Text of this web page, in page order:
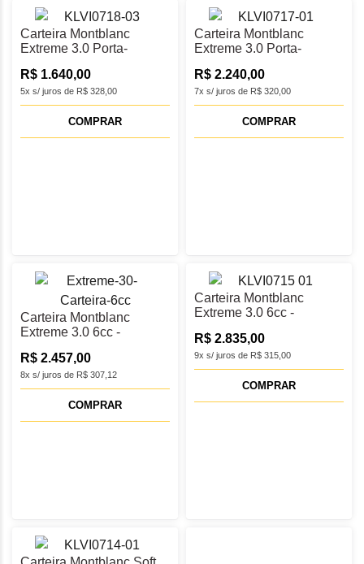
Carteira Montblanc
Extreme 3.0 Porta-
5x s/ juros de R$ 328,00
R$ 1.640,00
COMPRAR
Carteira Montblanc
Extreme 3.0 Porta-
7x s/ juros de R$ 320,00
R$ 2.240,00
COMPRAR
Carteira Montblanc
Extreme 3.0 6cc -
8x s/ juros de R$ 307,12
R$ 2.457,00
COMPRAR
Carteira Montblanc
Extreme 3.0 6cc -
9x s/ juros de R$ 315,00
R$ 2.835,00
COMPRAR